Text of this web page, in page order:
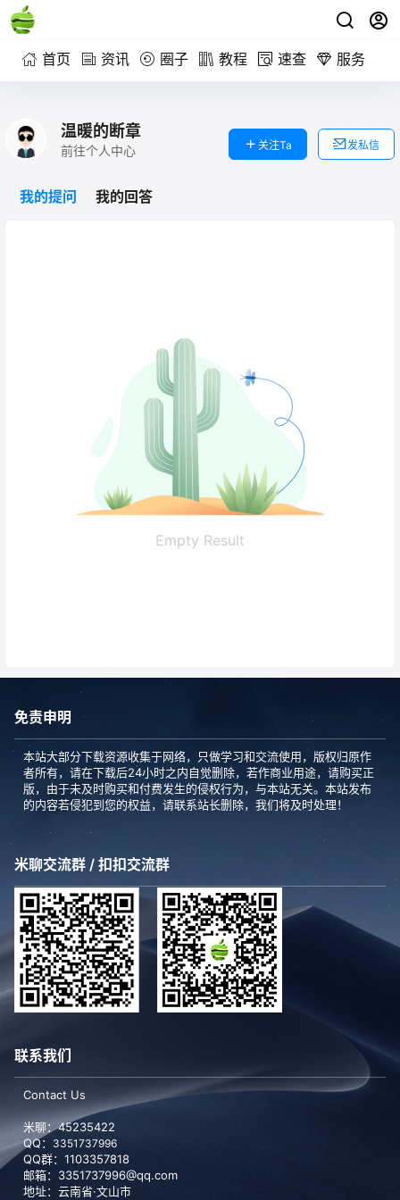
首页 资讯 圈子 教程 速查 服务
温暖的断章
前往个人中心 关注Ta 发私信
我的提问 我的回答
Empty Result
免责申明
本站大部分下载资源收集于网络，只做学习和交流使用，版权归原作
者所有，请在下载后24小时之内自觉删除，若作商业用途，请购买正
版，由于未及时购买和付费发生的侵权行为，与本站无关。本站发布
的内容若侵犯到您的权益，请联系站长删除，我们将及时处理！
米聊交流群 / 扣扣交流群
联系我们
Contact Us
米聊：45235422
QQ： 3351737996
QQ群：1103357818
邮箱：3351737996@qq.com
地址：云南省·文山市